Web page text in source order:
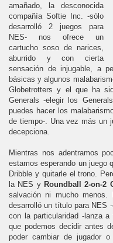
amañado, la desconocida
compañía Softie Inc. -sólo
desarrolló 2 juegos para
NES- nos ofrece un
cartucho soso de narices,
aburrido y con cierta
sensación de injugable, a
básicas y algunos
Globetrotters y el que ha
Generals -elegir los
puedes hacer los
de tiempo-. Una vez más un
decepciona.
Mientras nos adentramos
estamos esperando un juego
Dribble y quitarle el trono.
la NES y Roundball 2-on-2
salvación ni mucho
desarrolló un título para NES
con la particularidad -lanza
que podemos decidir antes
poder cambiar de jugador